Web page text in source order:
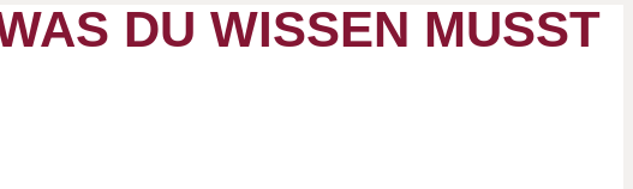
DU WISSEN MUSST